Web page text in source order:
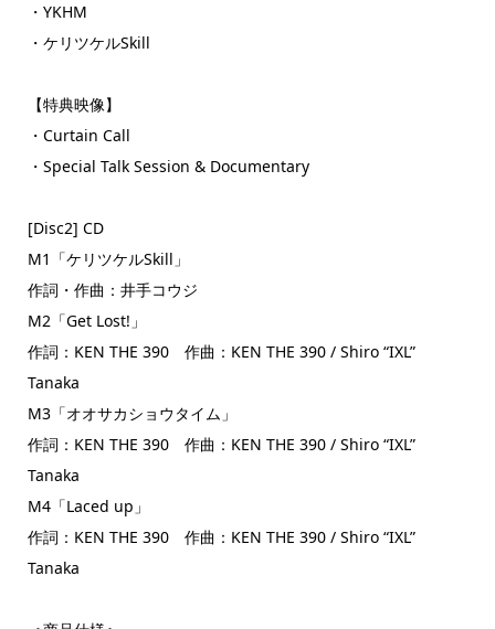
・YKHM
・ケリツケルSkill
【特典映像】
・Curtain Call
・Special Talk Session & Documentary
[Disc2] CD
M1「ケリツケルSkill」
作詞・作曲：井手コウジ
M2「Get Lost!」
作詞：KEN THE 390 作曲：KEN THE 390 / Shiro “IXL”
Tanaka
M3「オオサカショウタイム」
作詞：KEN THE 390 作曲：KEN THE 390 / Shiro “IXL”
Tanaka
M4「Laced up」
作詞：KEN THE 390 作曲：KEN THE 390 / Shiro “IXL”
Tanaka